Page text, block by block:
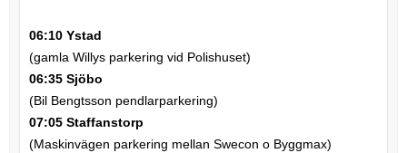
06:10 Ystad
(gamla Willys parkering vid Polishuset)
06:35 Sjöbo
(Bil Bengtsson pendlarparkering)
07:05 Staffanstorp
(Maskinvägen parkering mellan Swecon o Byggmax)